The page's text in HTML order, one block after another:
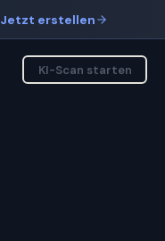
Jetzt erstellen
KI-Scan starten